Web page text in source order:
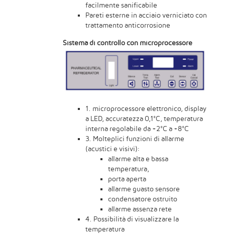
facilmente sanificabile
Pareti esterne in acciaio verniciato con
trattamento anticorrosione
Sistema di controllo con microprocessore
1. microprocessore elettronico, display
a LED, accuratezza 0,1°C, temperatura
interna regolabile da +2°C a +8°C
3. Molteplici funzioni di allarme
(acustici e visivi):
allarme alta e bassa
temperatura,
porta aperta
allarme guasto sensore
condensatore ostruito
allarme assenza rete
4. Possibilità di visualizzare la
temperatura